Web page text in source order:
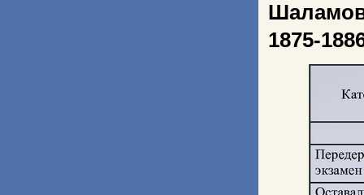
1875-